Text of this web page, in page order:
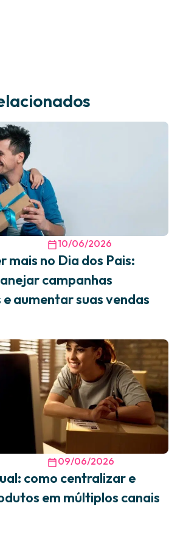
10/06/2026
mais no Dia dos Pais:
campanhas
aumentar suas vendas
09/06/2026
como centralizar e
em múltiplos canais